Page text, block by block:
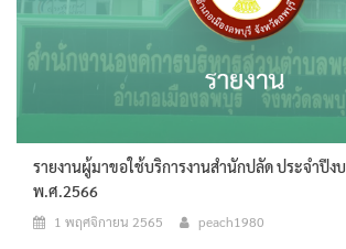
รายงานผู้มาขอใช้บริการงานสำนักปลัด ประจำปี
พ.ศ.2566
1 พฤศจิกายน 2565 peach1980